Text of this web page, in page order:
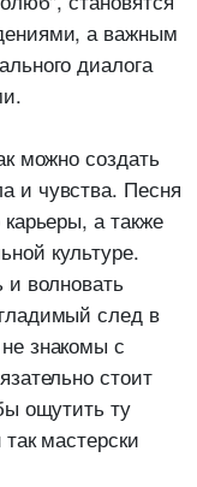
а важным
диалога
можно создать
и чувства. Песня
а также
культуре.
и волновать
след в
знакомы с
стоит
ощутить ту
мастерски